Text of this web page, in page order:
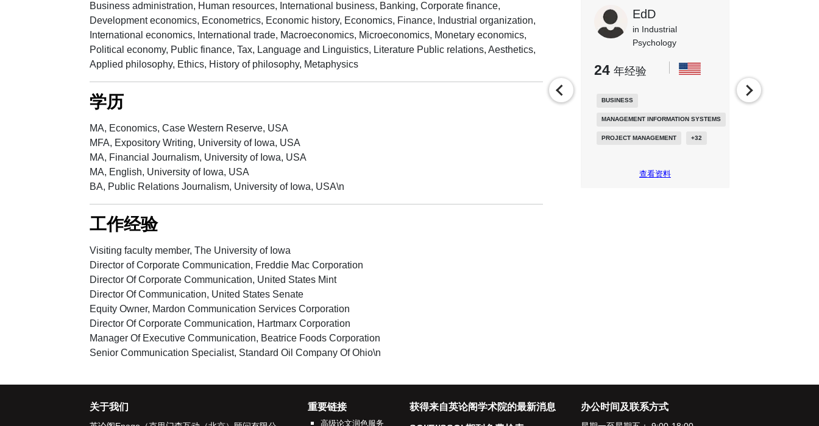
Business administration, Human resources, International business, Banking, Corporate finance,
Development economics, Econometrics, Economic history, Economics, Finance, Industrial organization,
International economics, International trade, Macroeconomics, Microeconomics, Monetary economics,
Political economy, Public finance, Tax, Language and Linguistics, Literature Public relations, Aesthetics,
Applied philosophy, Ethics, History of philosophy, Metaphysics
学历
MA, Economics, Case Western Reserve, USA
MFA, Expository Writing, University of Iowa, USA
MA, Financial Journalism, University of Iowa, USA
MA, English, University of Iowa, USA
BA, Public Relations Journalism, University of Iowa, USA\n
工作经验
Visiting faculty member, The University of Iowa
Director of Corporate Communication, Freddie Mac Corporation
Director Of Corporate Communication, United States Mint
Director Of Communication, United States Senate
Equity Owner, Mardon Communication Services Corporation
Director Of Corporate Communication, Hartmarx Corporation
Manager Of Executive Communication, Beatrice Foods Corporation
Senior Communication Specialist, Standard Oil Company Of Ohio\n
BA
Journalism and
Literature
EdD
in Industrial
Psychology
24 年经验
BUSINESS
MANAGEMENT INFORMATION SYSTEMS
PROJECT MANAGEMENT +32
查看资料
BUSINESS
JD
in Law
15 年经验
COMPUTER AND SOCIETY
关于我们 重要链接
高级论文润色服务
获得来自英论阁学术院的最新消息 办公时间及联系方式